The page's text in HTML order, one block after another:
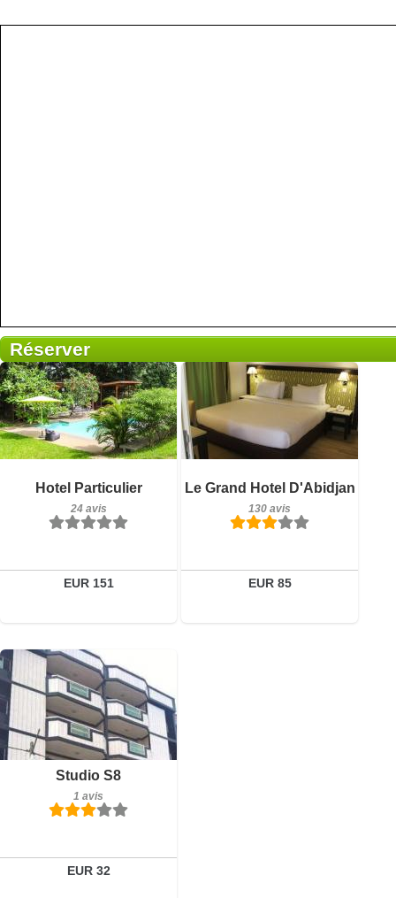
Réserver
Hotel Particulier
24 avis
EUR 151
Réserver
Le Grand Hotel D'Abidjan
130 avis
EUR 85
Réserver
Studio S8
1 avis
EUR 32
1 avis
Détails
Réserver